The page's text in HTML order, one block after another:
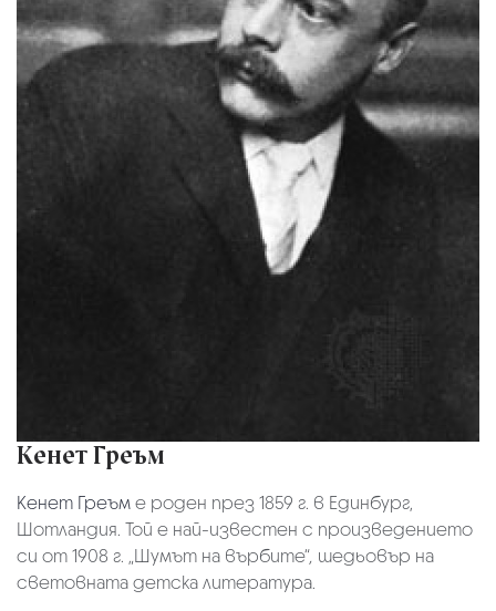
Кенет Греъм
Кенет Греъме роден през 1859 г. в Единбург,
Шотландия. Той е най-известен с произведението
си от 1908 г. „Шумът на върбите“, шедьовър на
световната детска литература.